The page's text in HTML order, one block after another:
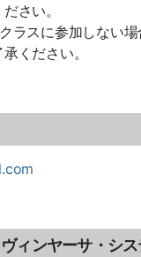
さい。
ラスに参加しない
ください。
ヴィンヤーサ・シ